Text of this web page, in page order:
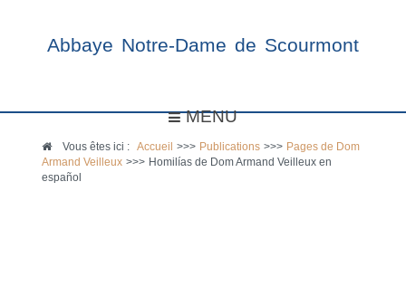
Abbaye Notre-Dame de Scourmont
MENU
Vous êtes ici :Accueil >>> Publications >>> Pages de Dom
Armand Veilleux >>> Homilías de Dom Armand Veilleux en
español